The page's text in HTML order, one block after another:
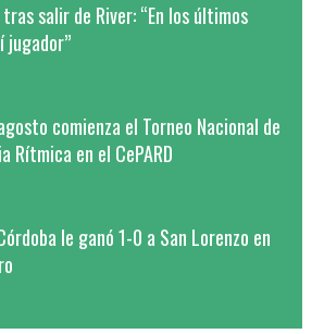
salir de River: “En los últimos
jugador”
comienza el Torneo Nacional de
Rítmica en el CePARD
le ganó 1-0 a San Lorenzo en